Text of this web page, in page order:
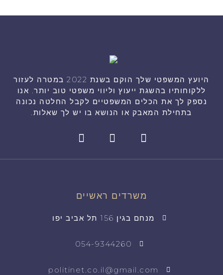
היועץ המשפטי שלך הוקם בשנת 2022 במטרה לעזור
ללקוחותיו בהשגת ייעוץ וליווי משפטי טוב יותר. אנו
נספק לך את הכלים המשפטיים לקבל החלטה נכונה
בתחילת המאבק או הנושא בו יש לך שאלות.
משרדים ראשיים
מנחם בגין 156 תל אביב יפו
054-9344260
politinet.co.il@gmail.com